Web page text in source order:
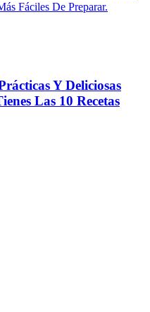
Y Deliciosas
Las 10 Recetas